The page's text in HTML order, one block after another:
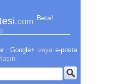
.com Beta!
Google+ veya e-posta